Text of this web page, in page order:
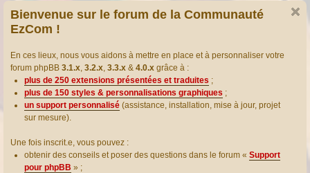
er
Bienvenue sur le forum de la Communauté
EzCom !
En ces lieux, nous vous aidons à mettre en place et à personnaliser votre
forum phpBB 3.1.x, 3.2.x, 3.3.x & 4.0.x grâce à :
plus de 250 extensions présentées et traduites ;
plus de 150 styles & personnalisations graphiques ;
un support personnalisé (assistance, installation, mise à jour, projet
sur mesure).
Une fois inscrit.e, vous pouvez :
obtenir des conseils et poser des questions dans le forum « Support
pour phpBB » ;